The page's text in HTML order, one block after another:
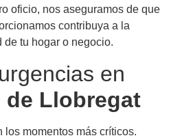
oficio, nos aseguramos de que
contribuya a la
tu hogar o negocio.
en
de Llobregat
los momentos más críticos.